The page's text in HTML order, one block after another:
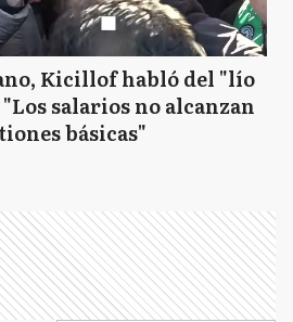
Kicillof habló del "lío
salarios no alcanzan
básicas"